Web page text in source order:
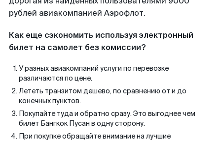
рублей авиакомпанией Аэрофлот.
Как еще сэкономить используя электронный
билет на самолет без комиссии?
У разных авиакомпаний услуги по перевозке
различаются по цене.
Лететь транзитом дешево, по сравнению от и до
конечных пунктов.
Покупайте туда и обратно сразу. Это выгоднее чем
билет Бангкок Пусан в одну сторону.
При покупке обращайте внимание на лучшие